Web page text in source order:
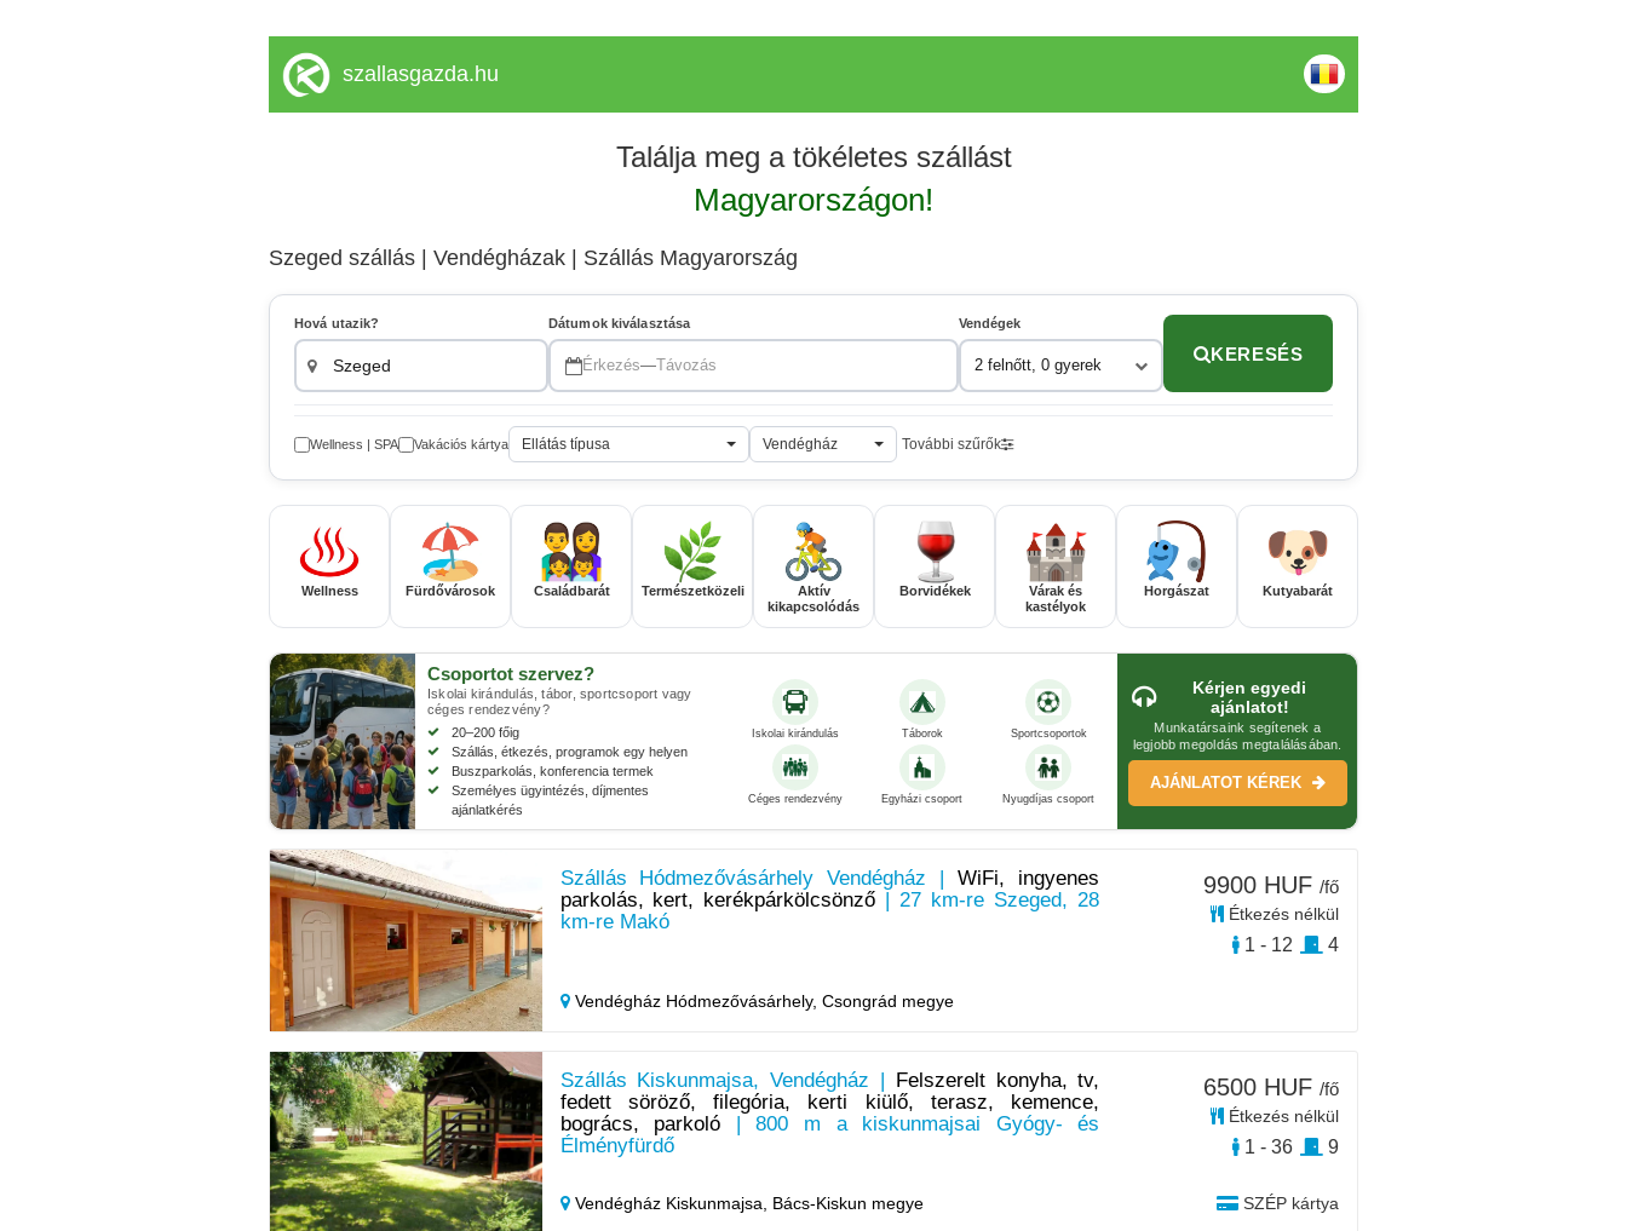
szallasgazda.hu
Találja meg a tökéletes szállást
Magyarországon!
Szeged szállás | Vendégházak | Szállás Magyarország
Hová utazik? Dátumok kiválasztása
Érkezés—Távozás
Vendégek
2 felnőtt, 0 gyerek
KERESÉS
Wellness | SPA Vakációs kártya Ellátás típusa Vendégház További szűrők
Wellness Fürdővárosok Családbarát Természetközeli
Aktív
kikapcsolódás
Borvidékek
Várak és
kastélyok
Horgászat Kutyabarát
Csoportot szervez?
Iskolai kirándulás, tábor, sportcsoport vagy
céges rendezvény?
20–200 főig
Szállás, étkezés, programok egy helyen
Buszparkolás, konferencia termek
Személyes ügyintézés, díjmentes
ajánlatkérés
Iskolai kirándulás Táborok Sportcsoportok
Céges rendezvény Egyházi csoport Nyugdíjas csoport
Kérjen egyedi
ajánlatot!
Munkatársaink segítenek a
legjobb megoldás megtalálásában.
AJÁNLATOT KÉREK
Szállás Hódmezővásárhely Vendégház |WiFi, ingyenes
parkolás, kert, kerékpárkölcsönző | 27 km-re Szeged, 28
km-re Makó
Vendégház Hódmezővásárhely, Csongrád megye
9900 HUF /fő
Étkezés nélkül
1 - 12 4
Szállás Kiskunmajsa, Vendégház |
Felszerelt konyha, tv,
fedett söröző, filegória, kerti kiülő, terasz, kemence,
bogrács, parkoló | 800 m a kiskunmajsai Gyógy- és
Élményfürdő
Vendégház Kiskunmajsa, Bács-Kiskun megye SZÉP kártya
6500 HUF /fő
Étkezés nélkül
1 - 36 9